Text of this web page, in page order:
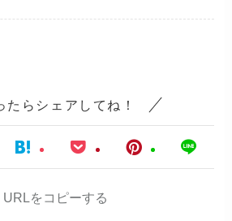
たらシェアしてね！
URLをコピーする